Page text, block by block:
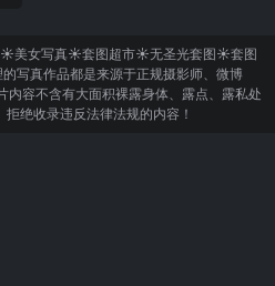
美女写真☀套图超市☀无圣光套图☀套图
写真作品都是来源于正规摄影师、微博
内容不含有大面积裸露身体、露点、露私处
绝收录违反法律法规的内容！